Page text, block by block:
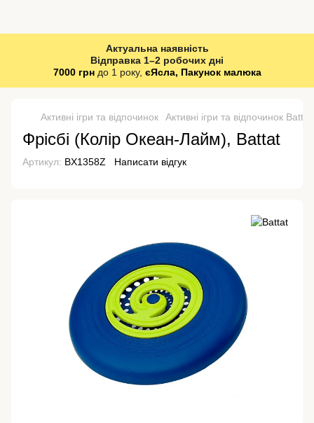
Актуальна наявність
Відправка 1–2 робочих дні
7000 грндо 1 року, єЯсла, Пакунок малюка
Активні ігри та відпочинок Активні ігри та відпочинок Battat
Фрісбі (Колір Океан-Лайм), Battat
Артикул: BX1358Z Написати відгук